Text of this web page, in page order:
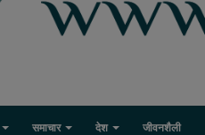
समाचार देश जीवनशैली